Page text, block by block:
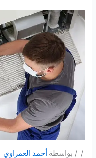
/ / بواسطة أحمد العمراوي